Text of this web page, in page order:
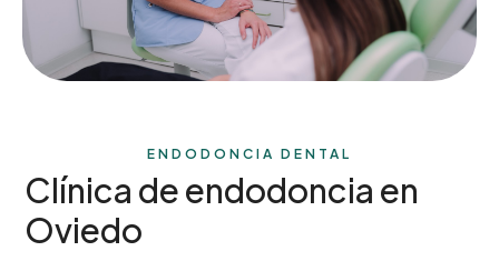
ENDODONCIA DENTAL
Clínica de endodoncia en
Oviedo